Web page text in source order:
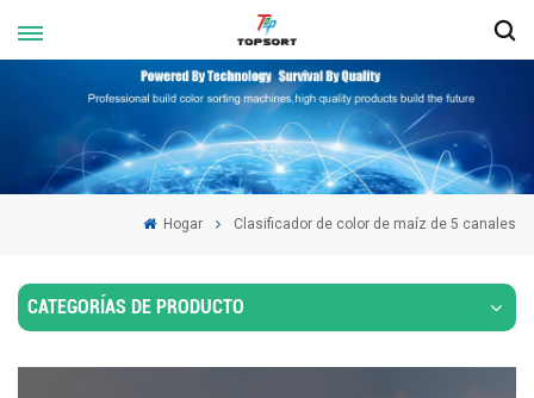
Hogar Clasificador de color de maíz de 5 canales
CATEGORÍAS DE PRODUCTO